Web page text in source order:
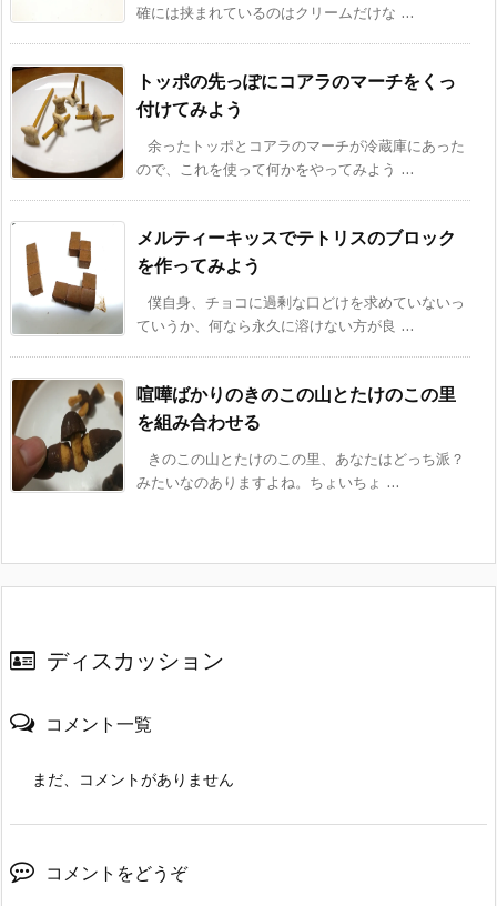
確には挟まれているのはクリームだけな ...
トッポの先っぽにコアラのマーチをくっ
付けてみよう
余ったトッポとコアラのマーチが冷蔵庫にあった
ので、これを使って何かをやってみよう ...
メルティーキッスでテトリスのブロック
を作ってみよう
僕自身、チョコに過剰な口どけを求めていないっ
ていうか、何なら永久に溶けない方が良 ...
喧嘩ばかりのきのこの山とたけのこの里
を組み合わせる
きのこの山とたけのこの里、あなたはどっち派？
みたいなのありますよね。ちょいちょ ...
ディスカッション
コメント一覧
まだ、コメントがありません
コメントをどうぞ